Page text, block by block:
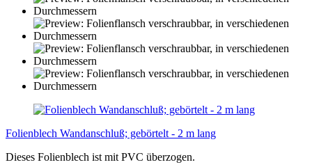
Folienblech Wandanschluß; gebörtelt - 2 m lang
Dieses Folienblech ist mit PVC überzogen.